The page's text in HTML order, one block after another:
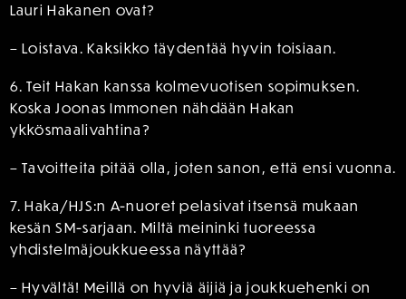
Lauri Hakanen ovat?
– Loistava. Kaksikko täydentää hyvin toisiaan.
6. Teit Hakan kanssa kolmevuotisen sopimuksen.
Koska Joonas Immonen nähdään Hakan
ykkösmaalivahtina?
– Tavoitteita pitää olla, joten sanon, että ensi vuonna.
7. Haka/HJS:n A-nuoret pelasivat itsensä mukaan
kesän SM-sarjaan. Miltä meininki tuoreessa
yhdistelmäjoukkueessa näyttää?
– Hyvältä! Meillä on hyviä äijiä ja joukkuehenki on